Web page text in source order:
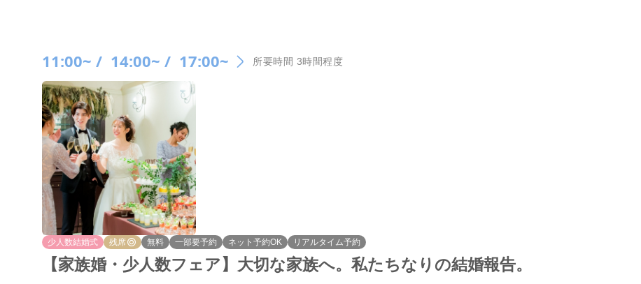
11:00~ / 14:00~ / 17:00~ 所要時間 3時間程度
少人数結婚式 残席 無料 一部要予約 ネット予約OK リアルタイム予約
【家族婚・少人数フェア】大切な家族へ。私たちなりの結婚報告。